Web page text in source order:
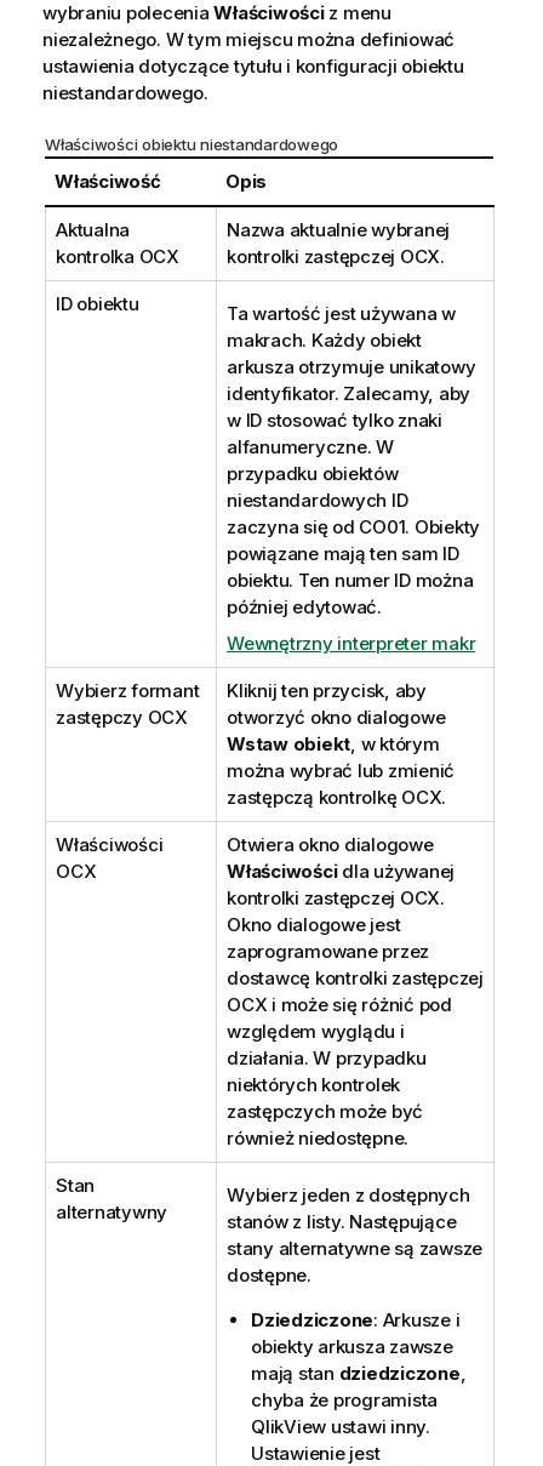
wybraniu poleceniaWłaściwościz menu
niezależnego. W tym miejscu można definiować
ustawienia dotyczące tytułu i konfiguracji obiektu
niestandardowego.
Właściwości obiektu niestandardowego
Właściwość Opis
Aktualna
kontrolka OCX
Nazwa aktualnie wybranej
kontrolki zastępczej OCX.
ID obiektu
Ta wartość jest używana w
makrach. Każdy obiekt
arkusza otrzymuje unikatowy
identyfikator. Zalecamy, aby
w ID stosować tylko znaki
alfanumeryczne. W
przypadku obiektów
niestandardowych ID
zaczyna się od CO01. Obiekty
powiązane mają ten sam ID
obiektu. Ten numer ID można
później edytować.
Wewnętrzny interpreter makr
Wybierz formant
zastępczy OCX
Kliknij ten przycisk, aby
otworzyć okno dialogowe
Wstaw obiekt, w którym
można wybrać lub zmienić
zastępczą kontrolkę OCX.
Właściwości
OCX
Otwiera okno dialogowe
Właściwościdla używanej
kontrolki zastępczej OCX.
Okno dialogowe jest
zaprogramowane przez
dostawcę kontrolki zastępczej
OCX i może się różnić pod
względem wyglądu i
działania. W przypadku
niektórych kontrolek
zastępczych może być
również niedostępne.
Stan
alternatywny
Wybierz jeden z dostępnych
stanów z listy. Następujące
stany alternatywne są zawsze
dostępne.
Dziedziczone: Arkusze i
obiekty arkusza zawsze
mają stan dziedziczone,
chyba że programista
QlikView ustawi inny.
Ustawienie jest